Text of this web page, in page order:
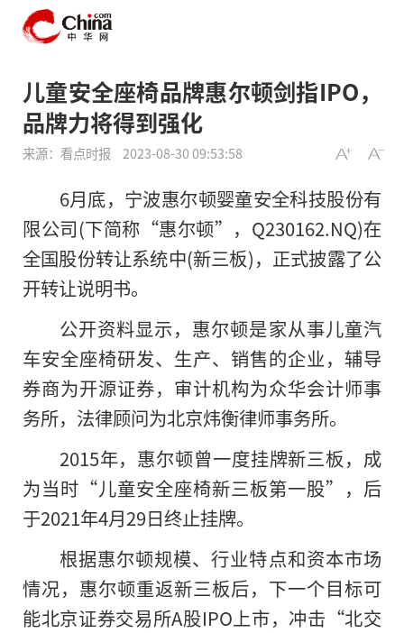
儿童安全座椅品牌惠尔顿剑指IPO，
品牌力将得到强化
来源：看点时报 2023-08-30 09:53:58
6月底，宁波惠尔顿婴童安全科技股份有
限公司(下简称“惠尔顿”，Q230162.NQ)在
全国股份转让系统中(新三板)，正式披露了公
开转让说明书。
公开资料显示，惠尔顿是家从事儿童汽
车安全座椅研发、生产、销售的企业，辅导
券商为开源证券，审计机构为众华会计师事
务所，法律顾问为北京炜衡律师事务所。
2015年，惠尔顿曾一度挂牌新三板，成
为当时“儿童安全座椅新三板第一股”，后
于2021年4月29日终止挂牌。
根据惠尔顿规模、行业特点和资本市场
情况，惠尔顿重返新三板后，下一个目标可
能北京证券交易所A股IPO上市，冲击“北交